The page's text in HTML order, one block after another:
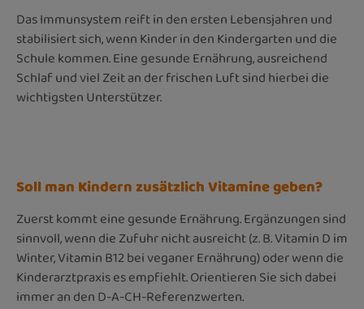
Das Immunsystem reift in den ersten Lebensjahren und
stabilisiert sich, wenn Kinder in den Kindergarten und die
Schule kommen. Eine gesunde Ernährung, ausreichend
Schlaf und viel Zeit an der frischen Luft sind hierbei die
wichtigsten Unterstützer.
Soll man Kindern zusätzlich Vitamine geben?
Zuerst kommt eine gesunde Ernährung. Ergänzungen sind
sinnvoll, wenn die Zufuhr nicht ausreicht (z. B. Vitamin D im
Winter, Vitamin B12 bei veganer Ernährung) oder wenn die
Kinderarztpraxis es empfiehlt. Orientieren Sie sich dabei
immer an den D-A-CH-Referenzwerten.